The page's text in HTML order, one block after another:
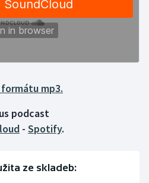
mp3.
podcast
- Spotify.
ze skladeb: